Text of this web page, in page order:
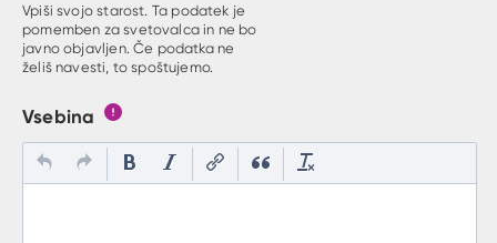
Vpiši svojo starost. Ta podatek je
pomemben za svetovalca in ne bo
javno objavljen. Če podatka ne
želiš navesti, to spoštujemo.
Vsebina